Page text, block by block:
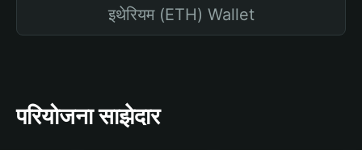
इथेरियम (ETH) Wallet
परियोजना साझेदार